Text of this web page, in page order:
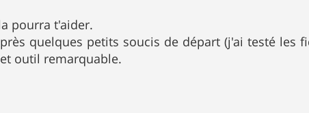
pourra t'aider.
quelques petits soucis de départ (j'ai testé les
outil remarquable.